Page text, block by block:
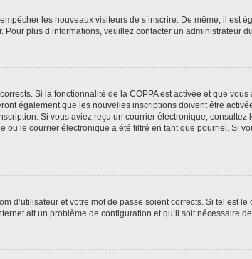
les nouveaux visiteurs de s’inscrire. De même, il est
plus d’informations, veuillez contacter un administrateur
Si la fonctionnalité de la COPPA est activée et que
également que les nouvelles inscriptions doivent être
Si vous aviez reçu un courrier électronique,
le courrier électronique a été filtré en tant que pourriel. Si
d’utilisateur et votre mot de passe soient corrects. Si tel est
ait un problème de configuration et qu’il soit nécessaire